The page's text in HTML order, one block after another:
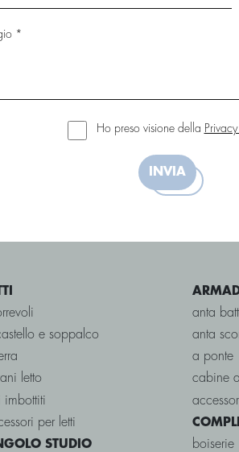
Ho preso visione della
INVIA
e soppalco
letto
imbottiti
per letti
STUDIO
anta
anta
a ponte
cabine
boiserie